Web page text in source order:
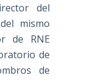
del
mismo
de RNE
de
de